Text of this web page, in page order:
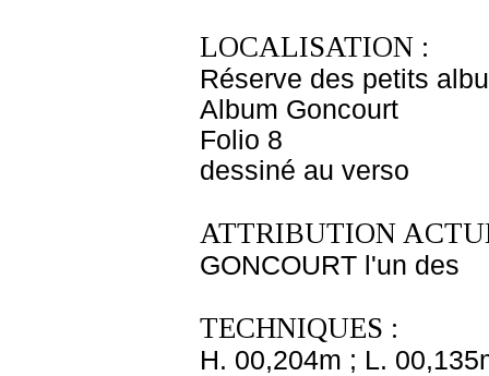
LOCALISATION :
Réserve des petits
Album Goncourt
Folio 8
dessiné au verso
ATTRIBUTION
GONCOURT l'un des
TECHNIQUES :
H. 00,204m ; L.